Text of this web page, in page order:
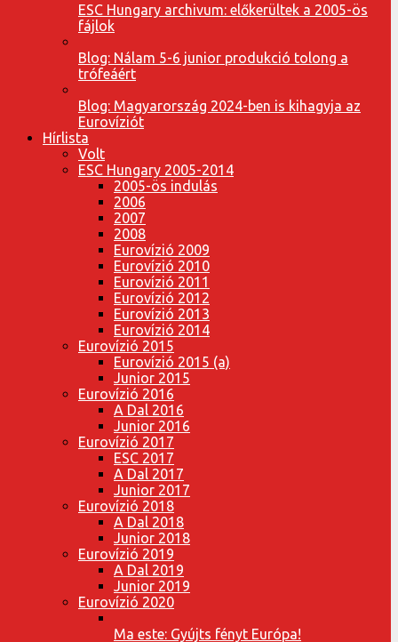
ESC Hungary archivum: előkerültek a 2005-ös
fájlok
Blog: Nálam 5-6 junior produkció tolong a
trófeáért
Blog: Magyarország 2024-ben is kihagyja az
Eurovíziót
Hírlista
Volt
ESC Hungary 2005-2014
2005-ös indulás
2006
2007
2008
Eurovízió 2009
Eurovízió 2010
Eurovízió 2011
Eurovízió 2012
Eurovízió 2013
Eurovízió 2014
Eurovízió 2015
Eurovízió 2015 (a)
Junior 2015
Eurovízió 2016
A Dal 2016
Junior 2016
Eurovízió 2017
ESC 2017
A Dal 2017
Junior 2017
Eurovízió 2018
A Dal 2018
Junior 2018
Eurovízió 2019
A Dal 2019
Junior 2019
Eurovízió 2020
Ma este: Gyújts fényt Európa!